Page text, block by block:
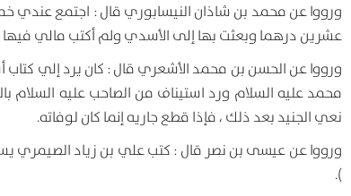
ورووا عن محمد بن شاذان النيسابوري قال : اجتمع
عشرين درهما وبعثت بها إلى الأسدي ولم أكتب مالي
ورووا عن الحسن بن محمد الأشعري قال : كان يرد إلي
محمد عليه السلام ورد استيناف من الصاحب عليه السلام
نعي الجنيد بعد ذلك ، فإذا قطع جاريه إنما كان لوفاته.
ورووا عن عيسى بن نصر قال : كتب علي بن زياد الصيمري
).